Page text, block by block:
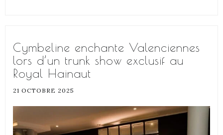
Cymbeline enchante Valenciennes
lors d’un trunk show exclusif au
Royal Hainaut
21 OCTOBRE 2025